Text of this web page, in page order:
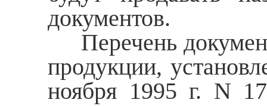
документов.
Перечень
продукции,
ноября 1995 г. N